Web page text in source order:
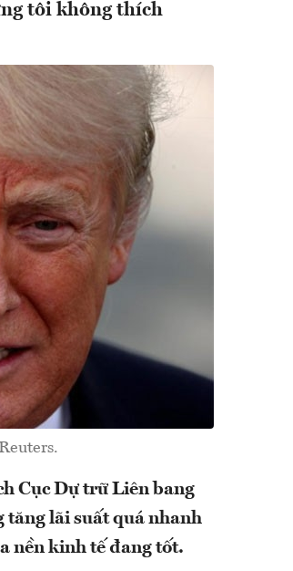
tôi không thích
Cục Dự trữ Liên bang
tăng lãi suất quá nhanh
nền kinh tế đang tốt.